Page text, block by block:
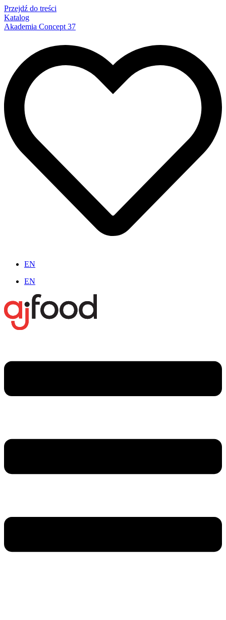
Przejdź do treści
Katalog
Akademia Concept 37
EN
EN